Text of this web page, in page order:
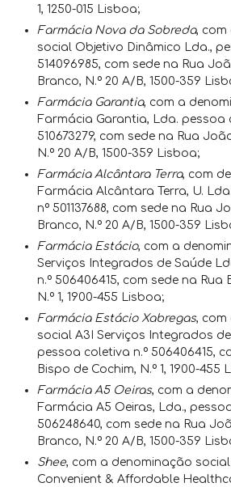
1, 1250-015 Lisboa;
Farmácia Nova da Sobreda, com
social Objetivo Dinâmico Lda.,
514096985, com sede na Rua
Branco, N.º 20 A/B, 1500-359
Farmácia Garantia, com a
Farmácia Garantia, Lda. pessoa
510673279, com sede na Rua
N.º 20 A/B, 1500-359 Lisboa;
Farmácia Alcântara Terra, com
Farmácia Alcântara Terra, U.
nº 501137688, com sede na Rua
Branco, N.º 20 A/B, 1500-359
Farmácia Estácio, com a
Serviços Integrados de Saúde
n.º 506406415, com sede na Rua
N.º 1, 1900-455 Lisboa;
Farmácia Estácio Xabregas, com
social A3I Serviços Integrados
pessoa coletiva n.º 506406415,
Bispo de Cochim, N.º 1, 1900-455
Farmácia A5 Oeiras, com a
Farmácia A5 Oeiras, Lda.,
506248640, com sede na Rua
Branco, N.º 20 A/B, 1500-359
Shee, com a denominação social
Convenient & Affordable